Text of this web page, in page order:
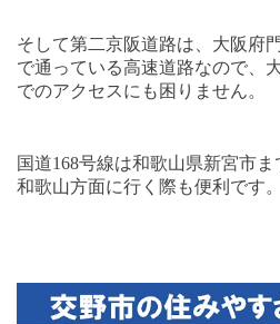
そして第二京阪道路は、大阪府
で通っている高速道路なので、
でのアクセスにも困りません。
国道168号線は和歌山県新宮市ま
和歌山方面に行く際も便利です。